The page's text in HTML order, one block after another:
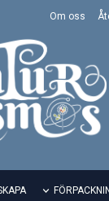
Om oss